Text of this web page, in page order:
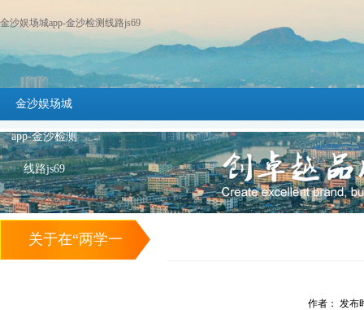
金沙娱场城app-金沙检测线路js69
金沙娱场城
app-金沙检测
线路js69
关于在“两学一
作者： 发布